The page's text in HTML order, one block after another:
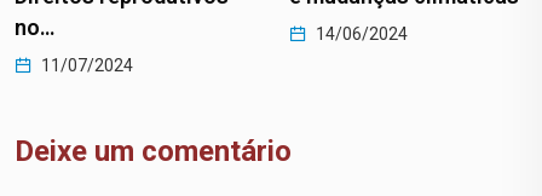
no…
11/07/2024
14/06/2024
Deixe um comentário